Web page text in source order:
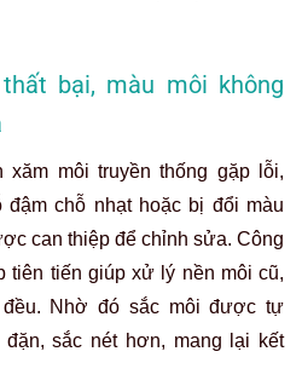
bại, màu môi không
môi truyền thống gặp lỗi,
chỗ nhạt hoặc bị đổi màu
can thiệp để chỉnh sửa. Công
tiên tiến giúp xử lý nền môi cũ,
Nhờ đó sắc môi được tự
sắc nét hơn, mang lại kết